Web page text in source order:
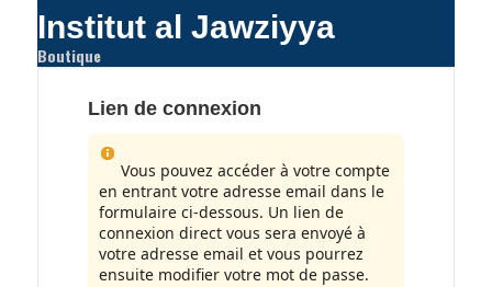
Institut al Jawziyya
Boutique
Lien de connexion
Vous pouvez accéder à votre compte
en entrant votre adresse email dans le
formulaire ci-dessous. Un lien de
connexion direct vous sera envoyé à
votre adresse email et vous pourrez
ensuite modifier votre mot de passe.